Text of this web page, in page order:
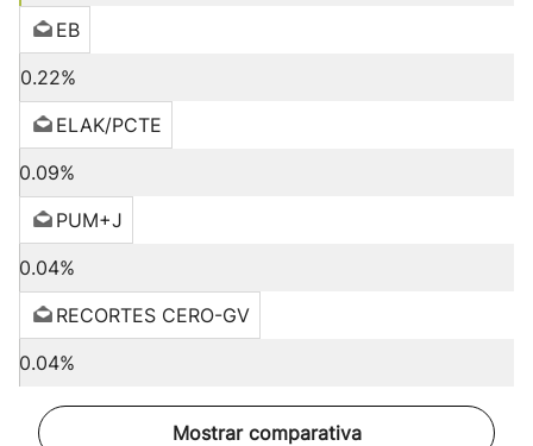
EB
0.22%
ELAK/PCTE
0.09%
PUM+J
0.04%
RECORTES CERO-GV
0.04%
Mostrar comparativa